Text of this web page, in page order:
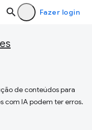
Fazer login
de conteúdos para
com IA podem ter erros.